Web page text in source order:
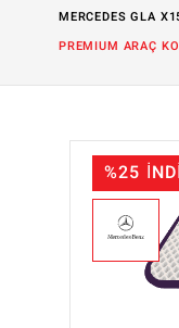
MERCEDES GLA
PREMIUM ARAÇ
%25